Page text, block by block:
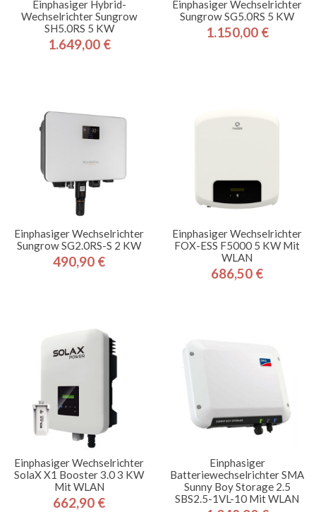
Einphasiger Hybrid-
Wechselrichter Sungrow
SH5.0RS 5 KW
Preis
1.649,00 €
Einphasiger Wechselrichter
Sungrow SG5.0RS 5 KW
Preis
1.150,00 €
Einphasiger Wechselrichter
Sungrow SG2.0RS-S 2 KW
Preis
490,90 €
Einphasiger Wechselrichter
FOX-ESS F5000 5 KW Mit
WLAN
Preis
686,50 €
Einphasiger Wechselrichter
SolaX X1 Booster 3.0 3 KW
Mit WLAN
Preis
662,90 €
Einphasiger
Batteriewechselrichter SMA
Sunny Boy Storage 2.5
SBS2.5-1VL-10 Mit WLAN